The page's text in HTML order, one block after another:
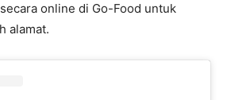
online di Go-Food untuk
alamat.